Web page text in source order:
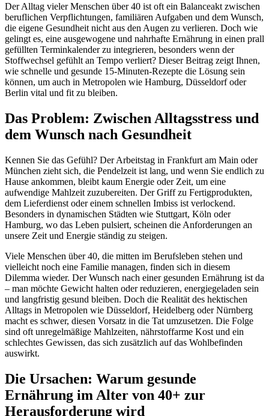
Der Alltag vieler Menschen über 40 ist oft ein Balanceakt zwischen
beruflichen Verpflichtungen, familiären Aufgaben und dem Wunsch,
die eigene Gesundheit nicht aus den Augen zu verlieren. Doch wie
gelingt es, eine ausgewogene und nahrhafte Ernährung in einen prall
gefüllten Terminkalender zu integrieren, besonders wenn der
Stoffwechsel gefühlt an Tempo verliert? Dieser Beitrag zeigt Ihnen,
wie schnelle und gesunde 15-Minuten-Rezepte die Lösung sein
können, um auch in Metropolen wie Hamburg, Düsseldorf oder
Berlin vital und fit zu bleiben.
Das Problem: Zwischen Alltagsstress und
dem Wunsch nach Gesundheit
Kennen Sie das Gefühl? Der Arbeitstag in Frankfurt am Main oder
München zieht sich, die Pendelzeit ist lang, und wenn Sie endlich zu
Hause ankommen, bleibt kaum Energie oder Zeit, um eine
aufwendige Mahlzeit zuzubereiten. Der Griff zu Fertigprodukten,
dem Lieferdienst oder einem schnellen Imbiss ist verlockend.
Besonders in dynamischen Städten wie Stuttgart, Köln oder
Hamburg, wo das Leben pulsiert, scheinen die Anforderungen an
unsere Zeit und Energie ständig zu steigen.
Viele Menschen über 40, die mitten im Berufsleben stehen und
vielleicht noch eine Familie managen, finden sich in diesem
Dilemma wieder. Der Wunsch nach einer gesunden Ernährung ist da
– man möchte Gewicht halten oder reduzieren, energiegeladen sein
und langfristig gesund bleiben. Doch die Realität des hektischen
Alltags in Metropolen wie Düsseldorf, Heidelberg oder Nürnberg
macht es schwer, diesen Vorsatz in die Tat umzusetzen. Die Folge
sind oft unregelmäßige Mahlzeiten, nährstoffarme Kost und ein
schlechtes Gewissen, das sich zusätzlich auf das Wohlbefinden
auswirkt.
Die Ursachen: Warum gesunde
Ernährung im Alter von 40+ zur
Herausforderung wird